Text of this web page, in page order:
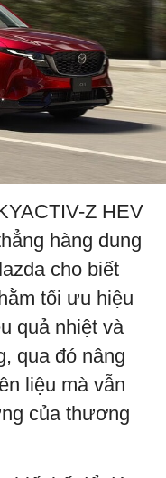
Z HEV
hàng dung
cho biết
tối ưu hiệu
quả nhiệt và
qua đó nâng
liệu mà vẫn
của thương